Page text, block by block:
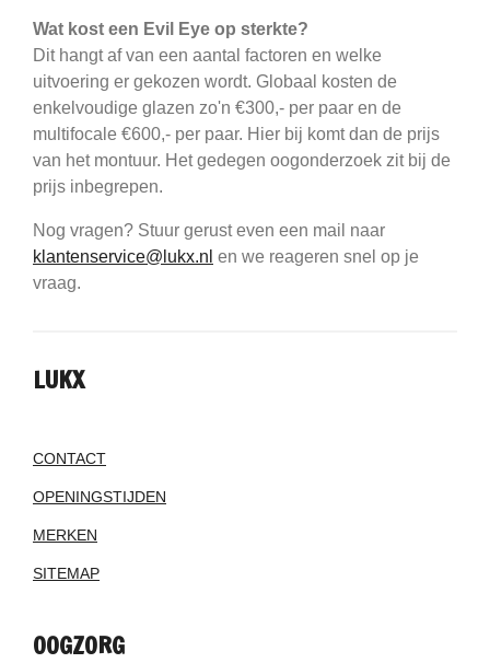
Wat kost een Evil Eye op sterkte?
Dit hangt af van een aantal factoren en welke
uitvoering er gekozen wordt. Globaal kosten de
enkelvoudige glazen zo'n €300,- per paar en de
multifocale €600,- per paar. Hier bij komt dan de prijs
van het montuur. Het gedegen oogonderzoek zit bij de
prijs inbegrepen.
Nog vragen? Stuur gerust even een mail naar
klantenservice@lukx.nl en we reageren snel op je
vraag.
LUKX
CONTACT
OPENINGSTIJDEN
MERKEN
SITEMAP
OOGZORG